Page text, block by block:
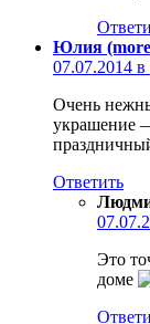
Юлия
07.07.2014 в
Очень
украшение
Ответить
Это
доме